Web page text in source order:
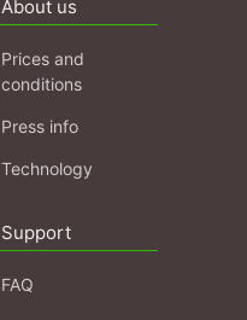
About us
Prices and
conditions
Press info
Technology
Support
FAQ